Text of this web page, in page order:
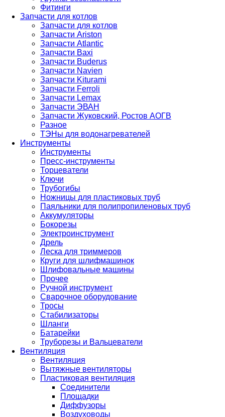
Фитинги
Запчасти для котлов
Запчасти для котлов
Запчасти Ariston
Запчасти Atlantic
Запчасти Baxi
Запчасти Buderus
Запчасти Navien
Запчасти Kiturami
Запчасти Ferroli
Запчасти Lemax
Запчасти ЭВАН
Запчасти Жуковский, Ростов АОГВ
Разное
ТЭНы для водонагревателей
Инструменты
Инструменты
Пресс-инструменты
Торцеватели
Ключи
Трубогибы
Ножницы для пластиковых труб
Паяльники для полипропиленовых труб
Аккумуляторы
Бокорезы
Электроинструмент
Дрель
Леска для триммеров
Круги для шлифмашинок
Шлифовальные машины
Прочее
Ручной инструмент
Сварочное оборудование
Тросы
Стабилизаторы
Шланги
Батарейки
Труборезы и Вальцеватели
Вентиляция
Вентиляция
Вытяжные вентиляторы
Пластиковая вентиляция
Соединители
Площадки
Диффузоры
Воздуховоды